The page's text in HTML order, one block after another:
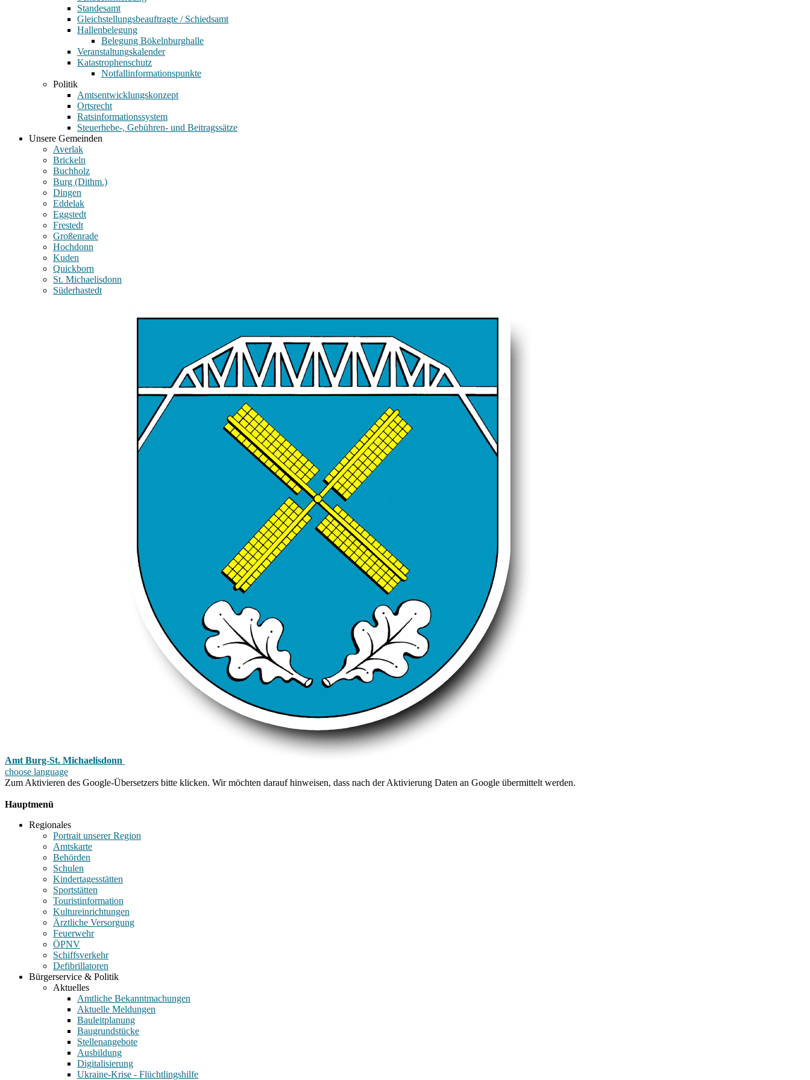
Standesamt
Gleichstellungsbeauftragte / Schiedsamt
Hallenbelegung
Belegung Bökelnburghalle
Veranstaltungskalender
Katastrophenschutz
Notfallinformationspunkte
Politik
Amtsentwicklungskonzept
Ortsrecht
Ratsinformationssystem
Steuerhebe-, Gebühren- und Beitragssätze
Unsere Gemeinden
Averlak
Brickeln
Buchholz
Burg (Dithm.)
Dingen
Eddelak
Eggstedt
Frestedt
Großenrade
Hochdonn
Kuden
Quickborn
St. Michaelisdonn
Süderhastedt
Amt Burg-St. Michaelisdonn
choose language
Zum Aktivieren des Google-Übersetzers bitte klicken. Wir möchten darauf hinweisen, dass nach der Aktivierung Daten an Google übermittelt werden.
Hauptmenü
Regionales
Portrait unserer Region
Amtskarte
Behörden
Schulen
Kindertagesstätten
Sportstätten
Touristinformation
Kultureinrichtungen
Ärztliche Versorgung
Feuerwehr
ÖPNV
Schiffsverkehr
Defibrillatoren
Bürgerservice & Politik
Aktuelles
Amtliche Bekanntmachungen
Aktuelle Meldungen
Bauleitplanung
Baugrundstücke
Stellenangebote
Ausbildung
Digitalisierung
Ukraine-Krise - Flüchtlingshilfe